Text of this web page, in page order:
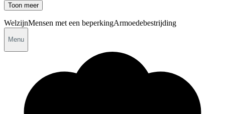
Toon meer
WelzijnMensen met een beperkingArmoedebestrijding
Menu